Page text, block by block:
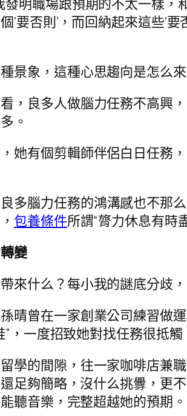
發明職場跟預期的不太一樣
‘要否則’，而回納起來這些‘
景象，這種心思趨向是怎么
，良多人做腦力任務不高興
。
她有個剪輯師伴侶白日任務
良多腦力任務的鴻溝感也不那
包養條件所謂“膂力休息有時
變
來什么？每小我的謎底分歧，
晴曾在一家創業公司練習做
，一度招致她對找任務很抵觸
學的間隙，往一家咖啡店兼
足夠簡略，沒什么挑釁，更
聽音樂，完整超越她的預期。